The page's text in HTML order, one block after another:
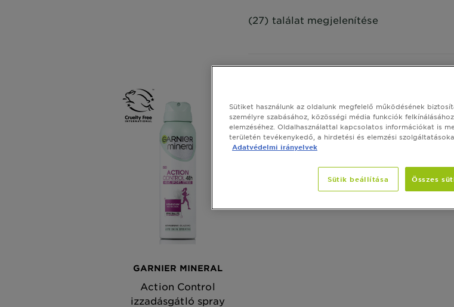
(27) találat megjelenítése
GARNIER MINERAL
Action Control
izzadásgátló spray
Sütiket használunk az oldalunk megfelelő működésének
személyre szabásához, közösségi média funkciók
elemzéséhez. Oldalhasználattal kapcsolatos információkat is
területén tevékenykedő, a hirdetési és elemzési
Adatvédelmi irányelvek
Sütik beállítása Összes